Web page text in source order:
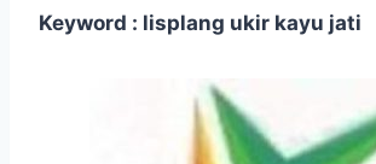
Keyword : lisplang ukir kayu jati